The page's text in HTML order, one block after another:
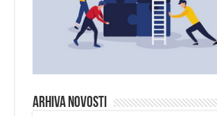
ARHIVA NOVOSTI